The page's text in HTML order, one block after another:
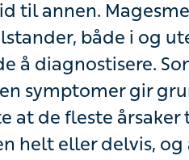
Magesmerter
og utenfor
er magesmerter
lege. Det kan være
å behandle enten
for å bedre